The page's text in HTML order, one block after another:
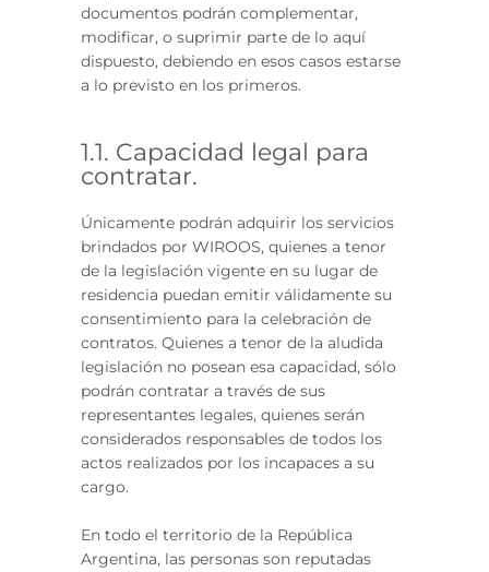
documentos podrán complementar,
modificar, o suprimir parte de lo aquí
dispuesto, debiendo en esos casos estarse
a lo previsto en los primeros.
1.1. Capacidad legal para
contratar.
Únicamente podrán adquirir los servicios
brindados por WIROOS, quienes a tenor
de la legislación vigente en su lugar de
residencia puedan emitir válidamente su
consentimiento para la celebración de
contratos. Quienes a tenor de la aludida
legislación no posean esa capacidad, sólo
podrán contratar a través de sus
representantes legales, quienes serán
considerados responsables de todos los
actos realizados por los incapaces a su
cargo.
En todo el territorio de la República
Argentina, las personas son reputadas